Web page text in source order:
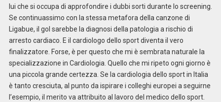
lui che si occupa di approfondire i dubbi sorti durante lo screening.
Se continuassimo con la stessa metafora della canzone di
Ligabue, il gol sarebbe la diagnosi della patologia a rischio di
arresto cardiaco. E il cardiologo dello sport diventa il vero
finalizzatore. Forse, è per questo che mi è sembrata naturale la
specializzazione in Cardiologia. Quello che mi ripeto ogni giorno è
una piccola grande certezza. Se la cardiologia dello sport in Italia
è tanto cresciuta, al punto da ispirare i colleghi europei a seguirne
l’esempio, il merito va attribuito al lavoro del medico dello sport.